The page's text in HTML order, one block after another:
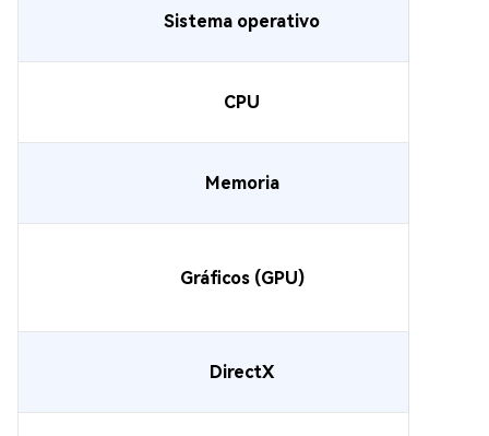
Sistema operativo
CPU
Memoria
Gráficos (GPU)
DirectX